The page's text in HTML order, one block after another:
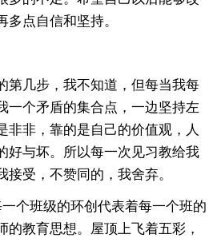
多点自信和坚持。
几步，我不知道，但每当我每
一个矛盾的集合点，一边坚持左
非非，靠的是自己的价值观，人
好与坏。所以每一次见习教给我
接受，不赞同的，我舍弃。
班级的环创代表着每一个班的
的教育思想。屋顶上飞着五彩，